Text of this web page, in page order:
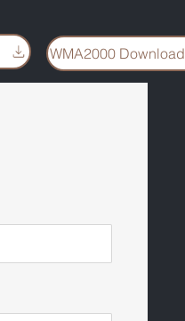
WMA2000 Download